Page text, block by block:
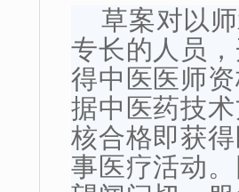
草案对以师
专长的人员
得中医医师
据中医药技
核合格即获
事医疗活动